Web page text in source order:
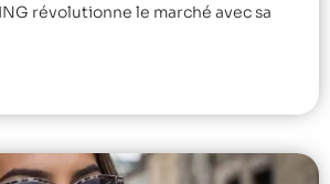
révolutionne le marché avec sa